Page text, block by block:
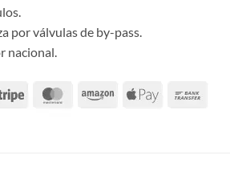
por válvulas de by-pass.
nacional.
Motor hidráulico brazo puerta batiente